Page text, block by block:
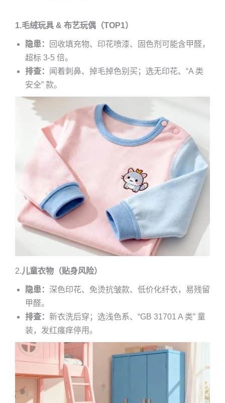
1.毛绒玩具 & 布艺玩偶（TOP1）
隐患：
回收填充物、印花喷漆、固色剂可能含甲醛，
超标 3-5 倍。
排查： 闻着刺鼻、掉毛掉色别买；选无印花、“A 类
安全” 款。
2.儿童衣物（贴身风险）
隐患： 深色印花、免烫抗皱款、低价化纤衣，易残留
甲醛。
排查： 新衣洗后穿；选浅色系、“GB 31701 A 类” 童
装，发红瘙痒停用。